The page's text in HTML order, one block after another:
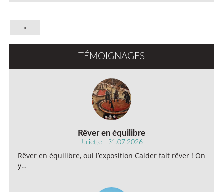
»
TÉMOIGNAGES
Rêver en équilibre
Juliette - 31.07.2026
Rêver en équilibre, oui l’exposition Calder fait rêver ! On
y…